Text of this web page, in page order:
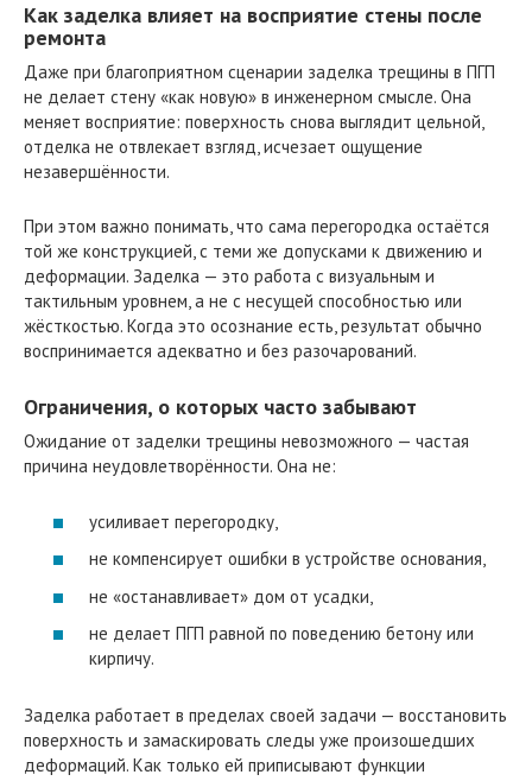
Как заделка влияет на восприятие стены после
ремонта
Даже при благоприятном сценарии заделка трещины в ПГП
не делает стену «как новую» в инженерном смысле. Она
меняет восприятие: поверхность снова выглядит цельной,
отделка не отвлекает взгляд, исчезает ощущение
незавершённости.
При этом важно понимать, что сама перегородка остаётся
той же конструкцией, с теми же допусками к движению и
деформации. Заделка — это работа с визуальным и
тактильным уровнем, а не с несущей способностью или
жёсткостью. Когда это осознание есть, результат обычно
воспринимается адекватно и без разочарований.
Ограничения, о которых часто забывают
Ожидание от заделки трещины невозможного — частая
причина неудовлетворённости. Она не:
усиливает перегородку,
не компенсирует ошибки в устройстве основания,
не «останавливает» дом от усадки,
не делает ПГП равной по поведению бетону или
кирпичу.
Заделка работает в пределах своей задачи — восстановить
поверхность и замаскировать следы уже произошедших
деформаций. Как только ей приписывают функции